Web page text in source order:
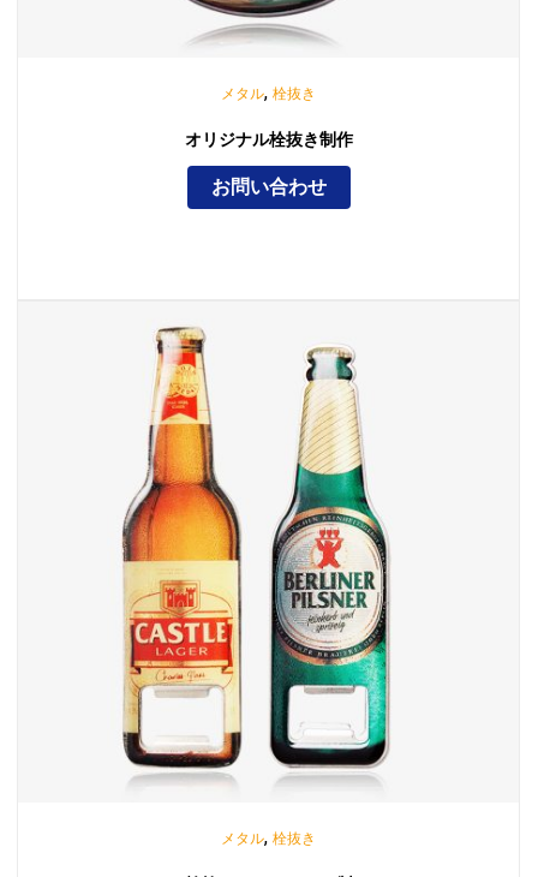
メタル, 栓抜き
オリジナル栓抜き制作
お問い合わせ
メタル, 栓抜き